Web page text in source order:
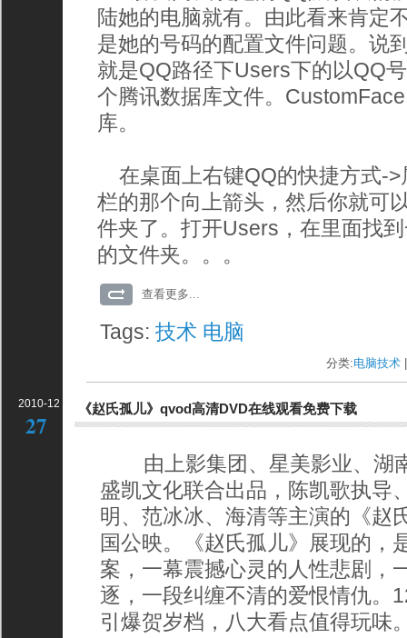
陆她的电脑就有。由此看来肯定
是她的号码的配置文件问题。说
就是QQ路径下Users下的以QQ
个腾讯数据库文件。
库。
在桌面上右键QQ的快捷方式->
栏的那个向上箭头，然后你就可
件夹了。打开Users，在里面找
的文件夹。。。
查看更多...
Tags:技术 电脑
分类:电脑技术
2010-12
27
《赵氏孤儿》qvod高清DVD在线观看免费下载
由上影集团、星美影业、湖
盛凯文化联合出品，陈凯歌执导
明、范冰冰、海清等主演的《赵
国公映。《赵氏孤儿》展现的，
案，一幕震撼心灵的人性悲剧，
逐，一段纠缠不清的爱恨情仇。
引爆贺岁档，八大看点值得玩味